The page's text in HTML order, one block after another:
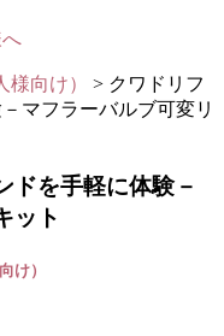
向け） > クワドリフ
マフラーバルブ可変リ
ドを手軽に体験－
ット
け）